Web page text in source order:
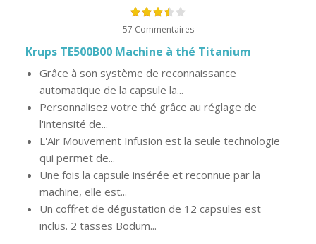
57 Commentaires
Krups TE500B00 Machine à thé Titanium
Grâce à son système de reconnaissance
automatique de la capsule la...
Personnalisez votre thé grâce au réglage de
l'intensité de...
L'Air Mouvement Infusion est la seule technologie
qui permet de...
Une fois la capsule insérée et reconnue par la
machine, elle est...
Un coffret de dégustation de 12 capsules est
inclus. 2 tasses Bodum...